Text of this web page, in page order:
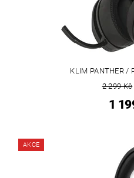
KLIM PANTHER /
2 299 Kč
1
AKCE